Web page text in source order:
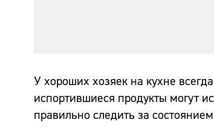
У хороших хозяек на кухне
испортившиеся продукты могут
правильно следить за